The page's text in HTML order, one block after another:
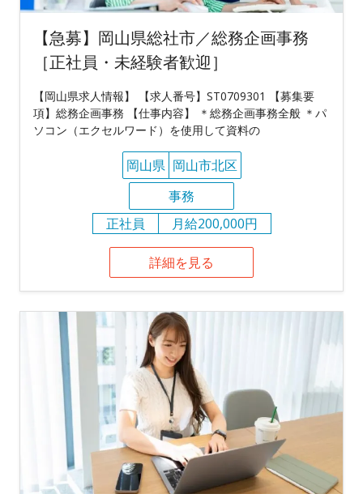
【急募】岡山県総社市／総務企画事務
［正社員・未経験者歓迎］
【岡山県求人情報】 【求人番号】ST0709301 【募集要
項】総務企画事務 【仕事内容】 ＊総務企画事務全般 ＊パ
ソコン（エクセルワード）を使用して資料の
岡山県 岡山市北区
事務
正社員
月給200,000円
詳細を見る